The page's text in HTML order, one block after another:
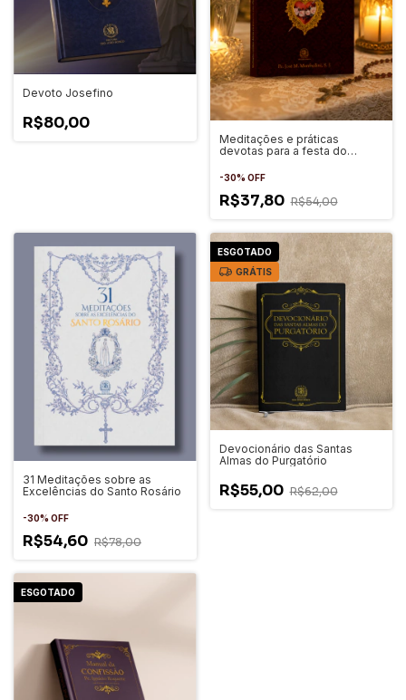
Devoto Josefino
R$80,00
Meditações e práticas
devotas para a festa do
-30% OFF
R$37,80 R$54,00
31 Meditações sobre as
Excelências do Santo Rosário
-30% OFF
R$54,60 R$78,00
ESGOTADO
GRÁTIS
Devocionário das Santas
Almas do Purgatório
R$55,00 R$62,00
ESGOTADO